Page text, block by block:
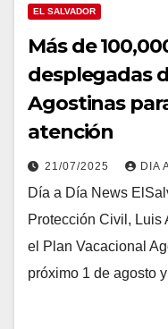
EL SALVADOR
Más de
desplegadas
Agostinas
atención
21/07/2025 DIA
Día a Día News
Protección Civil, Luis
el Plan Vacacional
próximo 1 de agosto